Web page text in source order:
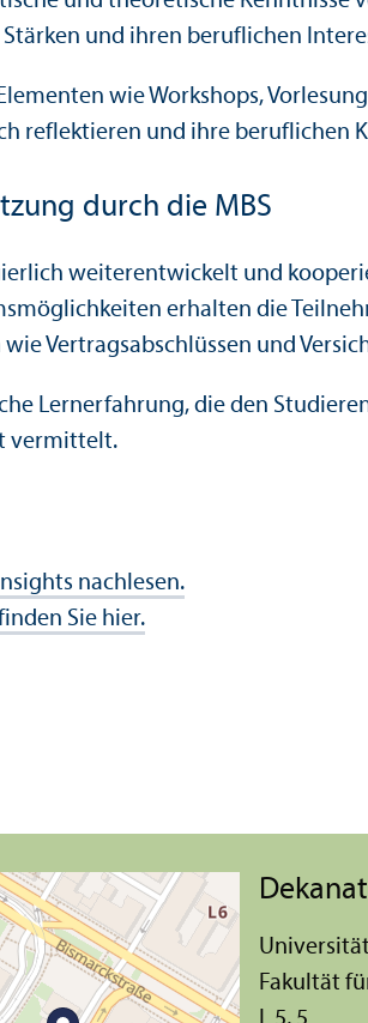
und ihren beruflichen
wie Workshops,
reflektieren und ihre beruflichen
durch die MBS
weiterentwickelt und
erhalten die
Vertragsabschlüssen und
Lernerfahrung, die den
vermittelt.
nachlesen.
Sie hier.
Fakultät